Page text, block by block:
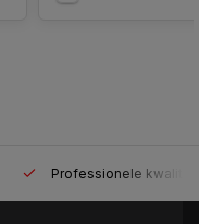
Professionele